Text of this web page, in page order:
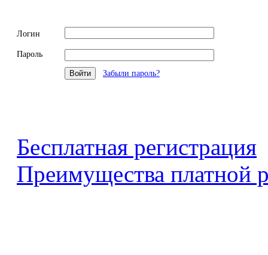
Логин
Пароль
Забыли пароль?
Бесплатная регистрация
Преимущества платной